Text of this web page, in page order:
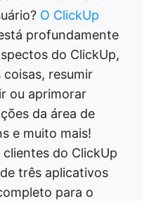
O ClickUp
profundamente
do ClickUp,
resumir
ou aprimorar
da área de
e muito mais!
do ClickUp
três aplicativos
para o